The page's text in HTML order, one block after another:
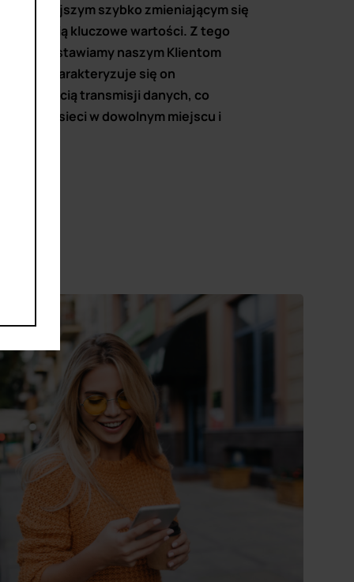
w dzisiejszym szybko zmieniającym się
stanowią kluczowe wartości. Z tego
przedstawiamy naszym Klientom
Charakteryzuje się on
prędkością transmisji danych, co
do sieci w dowolnym miejscu i